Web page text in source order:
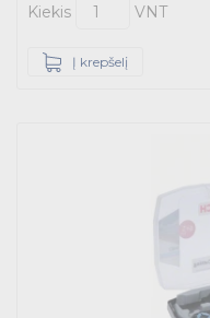
Kiekis VNT
Į krepšelį